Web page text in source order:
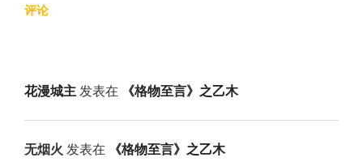
评论
花漫城主发表在 《格物至言》之乙木
无烟火 发表在 《格物至言》之乙木